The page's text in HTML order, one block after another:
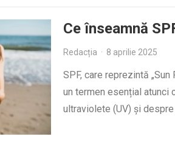
Ce înseamnă
Redacția · 8 aprilie 2025
SPF, care reprezintă
un termen esențial atunci
ultraviolete (UV) și